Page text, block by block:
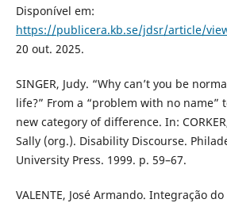
Disponível em:
https://publicera.kb.se/jdsr/article/
20 out. 2025.
SINGER, Judy. “Why can’t you be
life?” From a “problem with no name”
new category of difference. In:
Sally (org.). Disability Discourse.
University Press. 1999. p. 59–67.
VALENTE, José Armando. Integração